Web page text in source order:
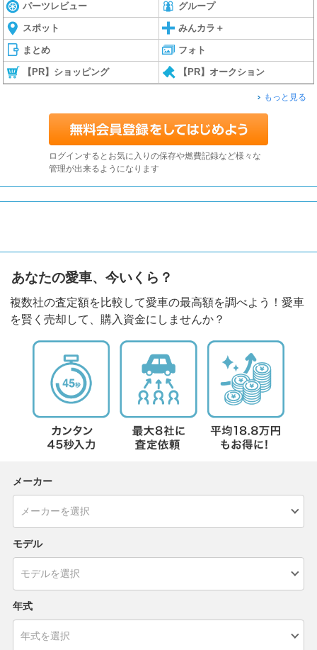
パーツレビュー グループ
スポット みんカラ＋
まとめ フォト
【PR】ショッピング 【PR】オークション
もっと見る
ログインするとお気に入りの保存や燃費記録など様々な
管理が出来るようになります
あなたの愛車、今いくら？
複数社の査定額を比較して愛車の最高額を調べよう！愛車
を賢く売却して、購入資金にしませんか？
メーカー
モデル
年式